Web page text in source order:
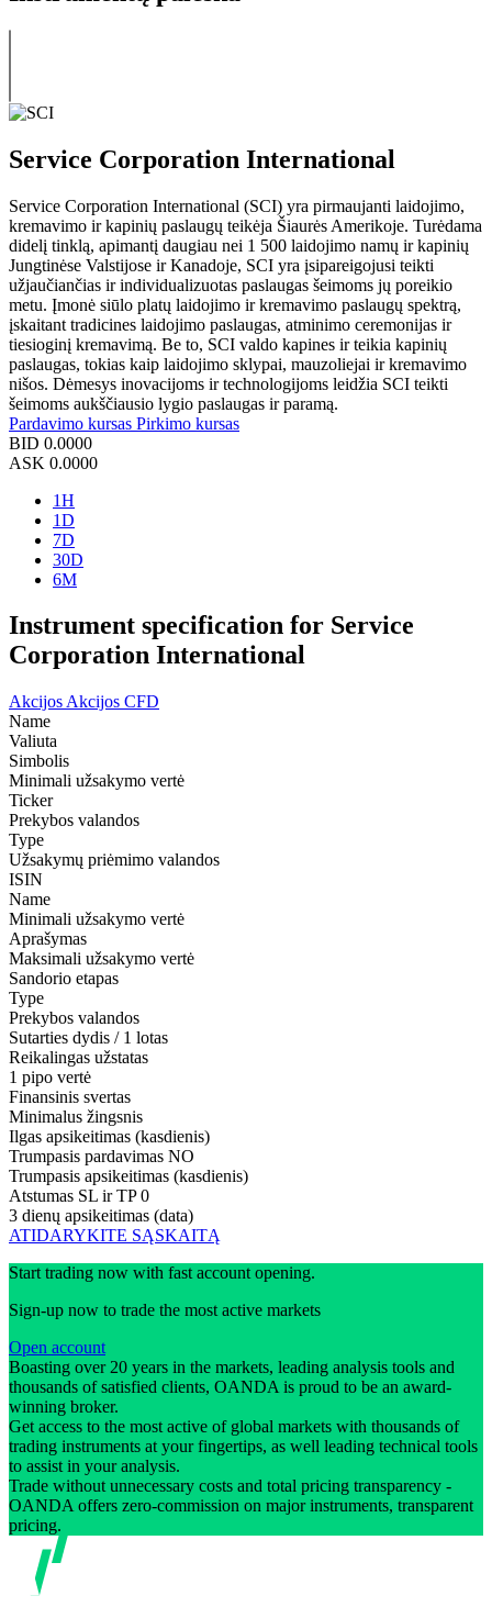
Service Corporation International
Service Corporation International (SCI) yra pirmaujanti laidojimo,
kremavimo ir kapinių paslaugų teikėja Šiaurės Amerikoje. Turėdama
didelį tinklą, apimantį daugiau nei 1 500 laidojimo namų ir kapinių
Jungtinėse Valstijose ir Kanadoje, SCI yra įsipareigojusi teikti
užjaučiančias ir individualizuotas paslaugas šeimoms jų poreikio
metu. Įmonė siūlo platų laidojimo ir kremavimo paslaugų spektrą,
įskaitant tradicines laidojimo paslaugas, atminimo ceremonijas ir
tiesioginį kremavimą. Be to, SCI valdo kapines ir teikia kapinių
paslaugas, tokias kaip laidojimo sklypai, mauzoliejai ir kremavimo
nišos. Dėmesys inovacijoms ir technologijoms leidžia SCI teikti
šeimoms aukščiausio lygio paslaugas ir paramą.
Pardavimo kursas Pirkimo kursas
BID 0.0000
ASK 0.0000
1H
1D
7D
30D
6M
Instrument specification for Service
Corporation International
Akcijos Akcijos CFD
Name
Valiuta
Simbolis
Minimali užsakymo vertė
Ticker
Prekybos valandos
Type
Užsakymų priėmimo valandos
ISIN
Name
Minimali užsakymo vertė
Aprašymas
Maksimali užsakymo vertė
Sandorio etapas
Type
Prekybos valandos
Sutarties dydis / 1 lotas
Reikalingas užstatas
1 pipo vertė
Finansinis svertas
Minimalus žingsnis
Ilgas apsikeitimas (kasdienis)
Trumpasis pardavimas NO
Trumpasis apsikeitimas (kasdienis)
Atstumas SL ir TP 0
3 dienų apsikeitimas (data)
ATIDARYKITE SĄSKAITĄ
Start trading now with fast account opening.
Sign-up now to trade the most active markets
Open account
Boasting over 20 years in the markets, leading analysis tools and
thousands of satisfied clients, OANDA is proud to be an award-
winning broker.
Get access to the most active of global markets with thousands of
trading instruments at your fingertips, as well leading technical tools
to assist in your analysis.
Trade without unnecessary costs and total pricing transparency -
OANDA offers zero-commission on major instruments, transparent
pricing.